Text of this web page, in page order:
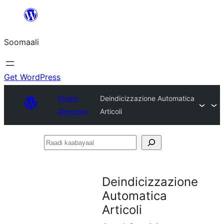
dhigaalka
Soomaali
Get WordPress
Plugin
Directory
Deindicizzazione Automatica
Articoli
Raadi
Deindicizzazione
Automatica
Articoli